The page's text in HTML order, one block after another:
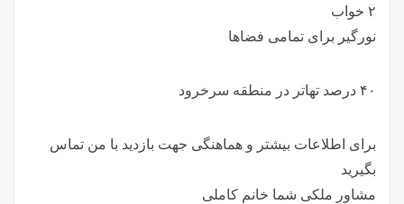
۲ خواب
نورگیر برای تمامی فضاها
۴۰ درصد تهاتر در منطقه سرخرود
برای اطلاعات بیشتر و هماهنگی جهت بازدید با من تماس
بگیرید
مشاور ملکی شما خانم کاملی